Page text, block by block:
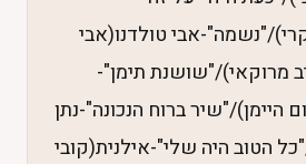
"נשמה"-אבי טולדנו(אבי
מרוקאי)/"שושנת תימן"-
היימן)/"שיר ברוח הנכונה"-נתן
הטוב היה שלי"-אילנית(קובי